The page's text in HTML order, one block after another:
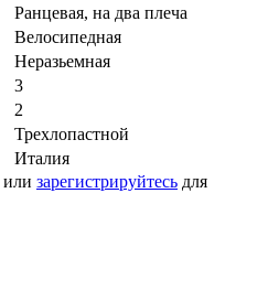
Ранцевая, на два плеча
Велосипедная
Неразьемная
3
2
Трехлопастной
Италия
или зарегистрируйтесь для